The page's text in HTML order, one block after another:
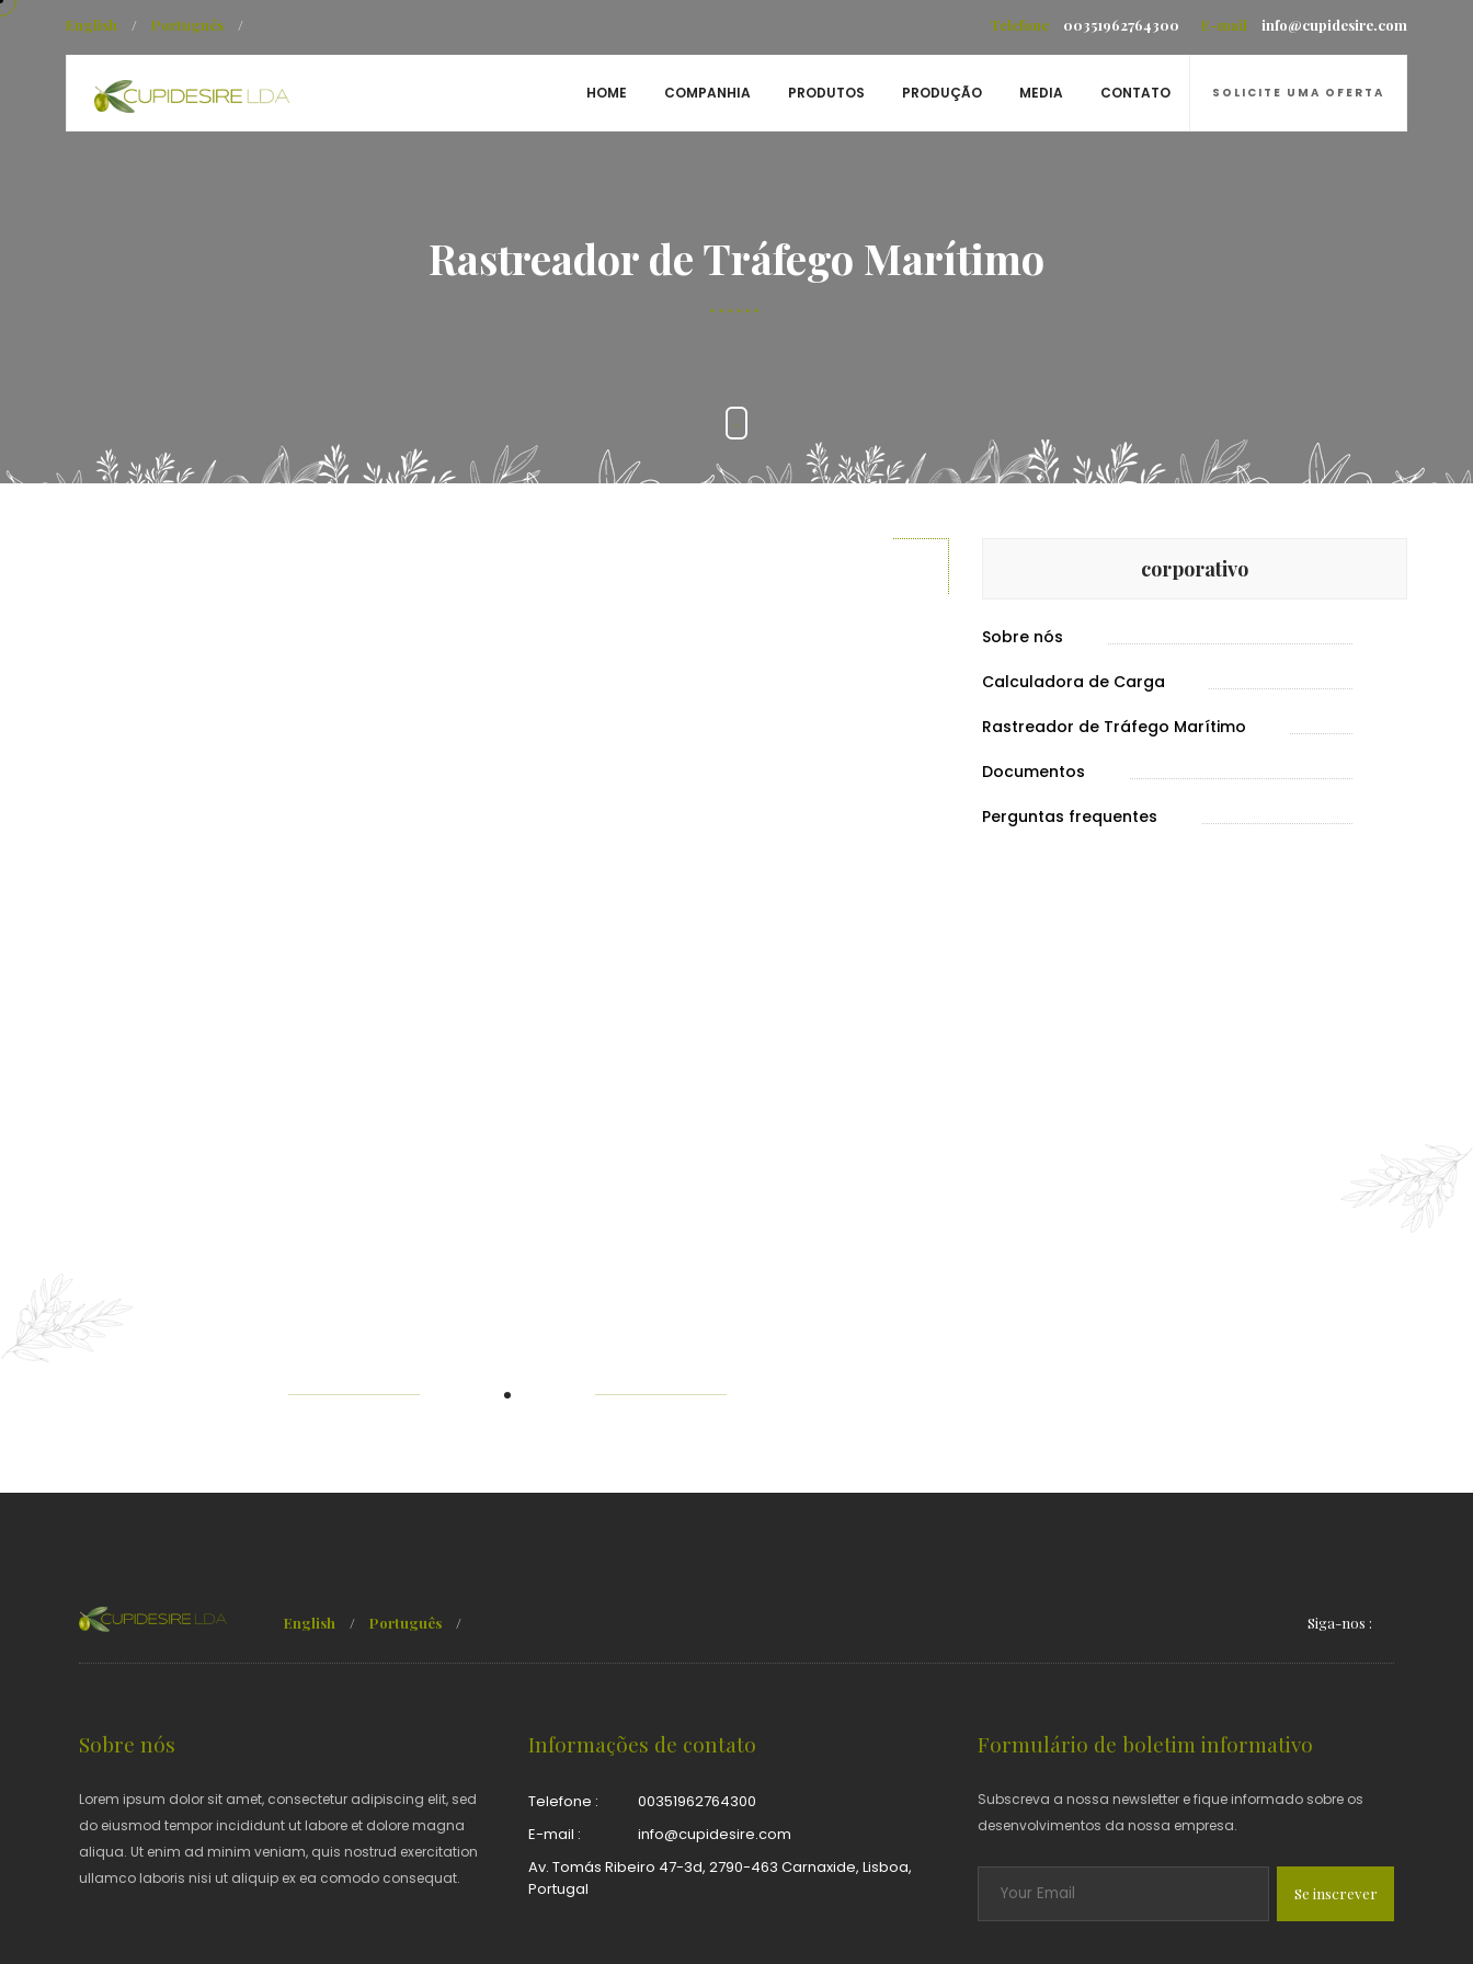
English / Português / Telefone 00351962764300 E-mail info@cupidesire.com
SOLICITE UMA OFERTA
HOME COMPANHIA PRODUTOS PRODUÇÃO MEDIA CONTATO
Rastreador de Tráfego Marítimo
corporativo
Sobre nós
Calculadora de Carga
Rastreador de Tráfego Marítimo
Documentos
Perguntas frequentes
English / Português / Siga-nos :
Sobre nós
Lorem ipsum dolor sit amet, consectetur adipiscing elit, sed
do eiusmod tempor incididunt ut labore et dolore magna
aliqua. Ut enim ad minim veniam, quis nostrud exercitation
ullamco laboris nisi ut aliquip ex ea comodo consequat.
Informações de contato
Telefone :
00351962764300
E-mail :
info@cupidesire.com
Av. Tomás Ribeiro 47-3d, 2790-463 Carnaxide, Lisboa,
Portugal
Formulário de boletim informativo
Subscreva a nossa newsletter e fique informado sobre os
desenvolvimentos da nossa empresa.